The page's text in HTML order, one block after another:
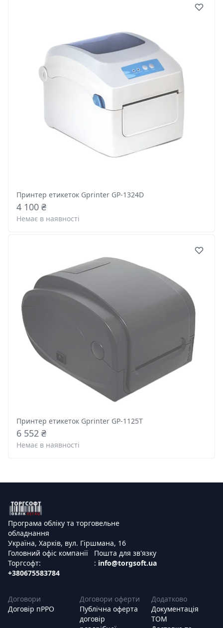
Принтер етикеток Gprinter GP-1324D
4 100 ₴
Немає в наявності
Принтер етикеток Gprinter GP-1125T
6 552 ₴
Немає в наявності
Програма обліку та торговельне
обладнання
Україна, Харків, вул. Гіршмана, 16
Головний офіс компанії
Торгсофт:
+380675583784
Пошта для зв'язку
: info@torgsoft.ua
Договори
Договір пРРО
Договори оферти
Публічна оферта
договір
Додатково
Документація
ТОМ